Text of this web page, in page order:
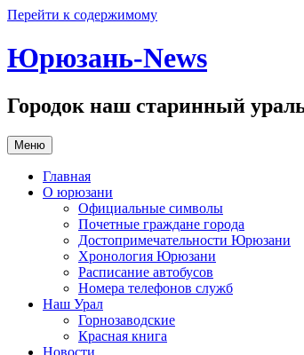
Перейти к содержимому
Юрюзань-News
Городок наш старинный
Меню
Главная
О юрюзани
Официальные символы
Почетные граждане города
Достопримечательности Юрюзани
Хронология Юрюзани
Расписание автобусов
Номера телефонов служб
Наш Урал
Горнозаводские
Красная книга
Новости